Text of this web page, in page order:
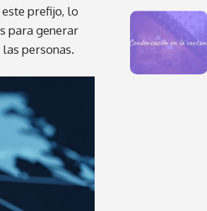
prefijo, lo
para generar
personas.